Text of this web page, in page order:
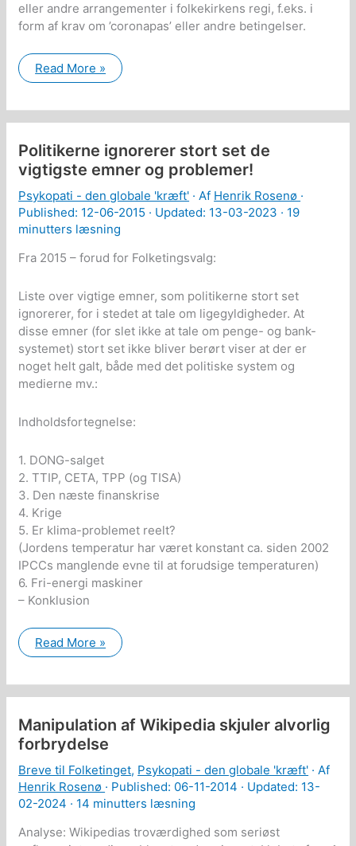
eller andre arrangementer i folkekirkens regi, f.eks. i
form af krav om ’coronapas’ eller andre betingelser.
Coronapas
og
uforeneligt
med
Kristi
budskab
og
kristendom
Read More »
Politikerne ignorerer stort set de
vigtigste emner og problemer!
Psykopati - den globale 'kræft' · Af Henrik Rosenø ·
Published: 12-06-2015 · Updated: 13-03-2023 · 19
minutters læsning
Fra 2015 – forud for Folketingsvalg:
Liste over vigtige emner, som politikerne stort set
ignorerer, for i stedet at tale om ligegyldigheder. At
disse emner (for slet ikke at tale om penge- og bank-
systemet) stort set ikke bliver berørt viser at der er
noget helt galt, både med det politiske system og
medierne mv.:
Indholdsfortegnelse:
1. DONG-salget
2. TTIP, CETA, TPP (og TISA)
3. Den næste finanskrise
4. Krige
5. Er klima-problemet reelt?
(Jordens temperatur har været konstant ca. siden 2002
IPCCs manglende evne til at forudsige temperaturen)
6. Fri-energi maskiner
– Konklusion
Politikerne
ignorerer
de
vigtigste
og
problemer!
Read More »
Manipulation af Wikipedia skjuler alvorlig
forbrydelse
Breve til Folketinget, Psykopati - den globale 'kræft' · Af
Henrik Rosenø · Published: 06-11-2014 · Updated: 13-
02-2024 · 14 minutters læsning
Analyse: Wikipedias troværdighed som seriøst